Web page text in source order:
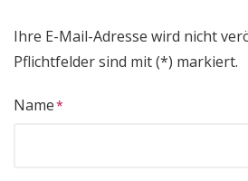
Ihre E-Mail-Adresse wird nicht
Pflichtfelder sind mit (*) markiert.
Name